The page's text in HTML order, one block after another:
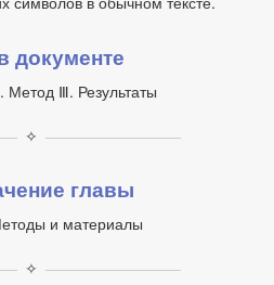
документе
Метод Ⅲ. Результаты
✧
главы
и материалы
✧